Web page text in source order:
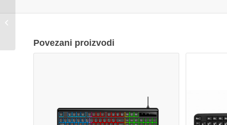
Povezani proizvodi
Šina Green Tech, 1000